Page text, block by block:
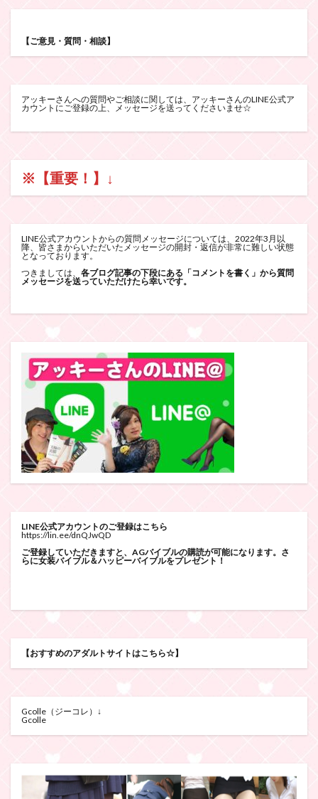
【ご意見・質問・相談】
アッキーさんへの質問やご相談に関しては、アッキーさんのLINE公式ア
カウントにご登録の上、メッセージを送ってくださいませ☆
※【重要！】 ↓
LINE公式アカウントからの質問メッセージについては、2022年3月以
降、皆さまからいただいたメッセージの開封・返信が非常に難しい状態
となっております。
つきましては、 各ブログ記事の下段にある「コメントを書く」から質問
メッセージを送っていただけたら幸いです。
LINE公式アカウントのご登録はこちら
https://lin.ee/dnQJwQD
ご登録していただきますと、AGバイブルの購読が可能になります。さ
らに女装バイブル＆ハッピーバイブルをプレゼント！
【おすすめのアダルトサイトはこちら☆】
Gcolle（ジーコレ）↓
Gcolle